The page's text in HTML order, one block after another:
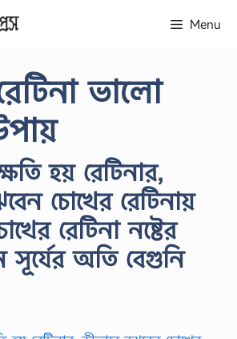
Menu
ভালো
হয় রেটিনার,
চোখের রেটিনায়
রেটিনা নষ্টের
অতি বেগুনি